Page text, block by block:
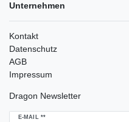
Unternehmen
Kontakt
Datenschutz
AGB
Impressum
Dragon Newsletter
E-MAIL **
Newsletter